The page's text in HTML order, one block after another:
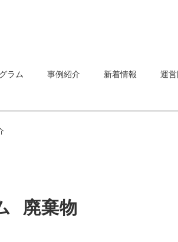
ラム 事例紹介 新着情報 運
廃棄物